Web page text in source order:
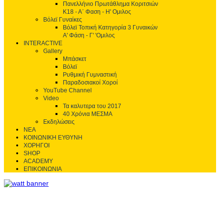
Πανελλήνιο Πρωτάθλημα Κοριτσιών
Κ18 - Α΄ Φαση - H' Ομιλος
Βόλεϊ Γυναίκες
Βόλεϊ Τοπική Κατηγορία 3 Γυναικών
Α' Φάση - Γ' 'Ομιλος
INTERACTIVE
Gallery
Μπάσκετ
Βόλεϊ
Ρυθμική Γυμναστική
Παραδοσιακοί Χοροί
YouTube Channel
Video
Τα καλυτερα του 2017
40 Χρόνια ΜΕΣΜΑ
Εκδηλώσεις
ΝΕΑ
ΚΟΙΝΩΝΙΚΗ ΕΥΘΥΝΗ
ΧΟΡΗΓΟΙ
SHOP
ACADEMY
ΕΠΙΚΟΙΝΩΝΙΑ